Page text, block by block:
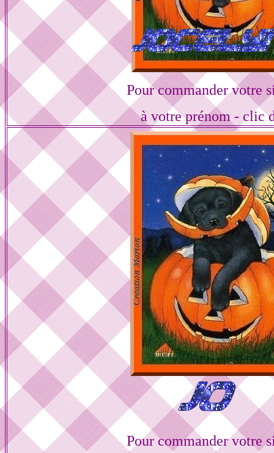
Pour commander votre
à votre prénom - clic
Pour commander votre